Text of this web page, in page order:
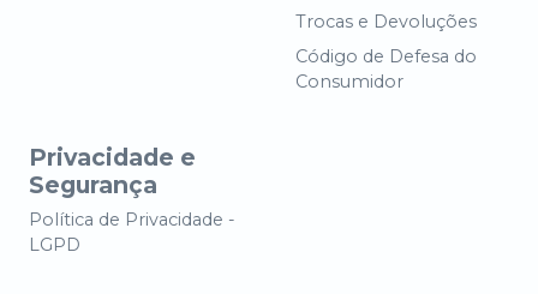
Trocas e Devoluções
Código de Defesa do
Consumidor
Privacidade e
Segurança
Política de Privacidade -
LGPD